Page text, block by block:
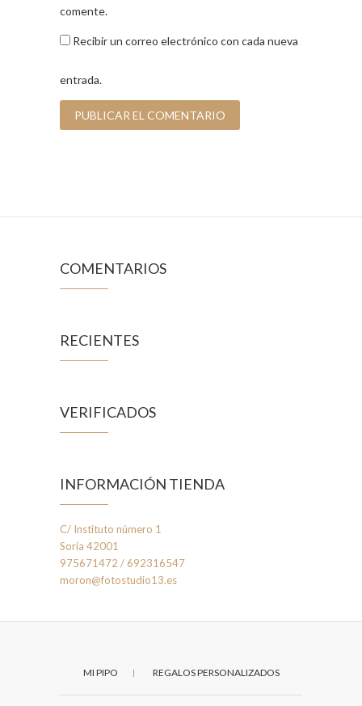
comente.
Recibir un correo electrónico con cada nueva
entrada.
COMENTARIOS
RECIENTES
VERIFICADOS
INFORMACIÓN TIENDA
C/ Instituto número 1
Soria 42001
975671472 / 692316547
moron@fotostudio13.es
MI PIPO REGALOS PERSONALIZADOS